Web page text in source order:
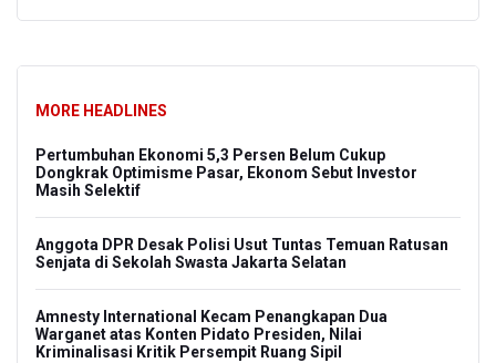
MORE HEADLINES
Pertumbuhan Ekonomi 5,3 Persen Belum Cukup
Dongkrak Optimisme Pasar, Ekonom Sebut Investor
Masih Selektif
Anggota DPR Desak Polisi Usut Tuntas Temuan Ratusan
Senjata di Sekolah Swasta Jakarta Selatan
Amnesty International Kecam Penangkapan Dua
Warganet atas Konten Pidato Presiden, Nilai
Kriminalisasi Kritik Persempit Ruang Sipil